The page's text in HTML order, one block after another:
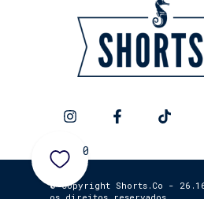
© Copyright Shorts.Co -
0